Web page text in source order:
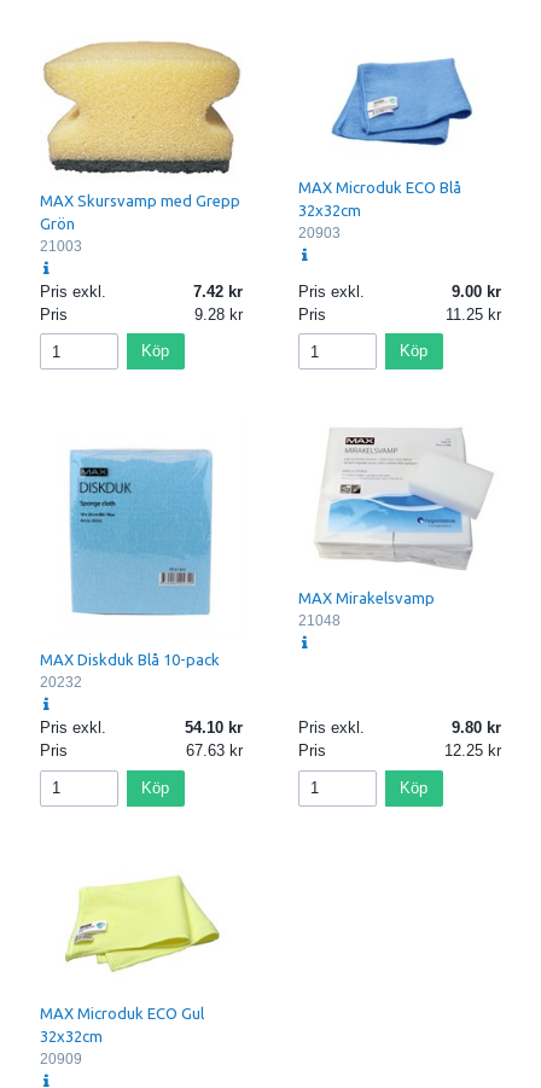
MAX Skursvamp med Grepp
Grön
21003
Pris exkl.
7.42
Pris
9.28
Köp
MAX Microduk ECO Blå
32x32cm
20903
Pris exkl.
9.00
Pris
11.25
Köp
MAX Diskduk Blå 10-pack
20232
Pris exkl.
54.10
Pris
67.63
Köp
MAX Mirakelsvamp
21048
Pris exkl.
9.80
Pris
12.25
Köp
MAX Microduk ECO Gul
32x32cm
20909